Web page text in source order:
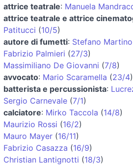
attrice teatrale: Manuela
attrice teatrale e attrice
Patitucci (10/5)
autore di fumetti: Stefano Martino
Fabrizio Palmieri (27/3)
Massimiliano De Giovanni (7/8)
avvocato: Mario Scaramella (23/4)
batterista e percussionista:
Sergio Carnevale (7/1)
calciatore: Mirko Taccola (14/8)
Maurizio Rossi (16/2)
Mauro Mayer (16/11)
Fabrizio Casazza (16/9)
Christian Lantignotti (18/3)